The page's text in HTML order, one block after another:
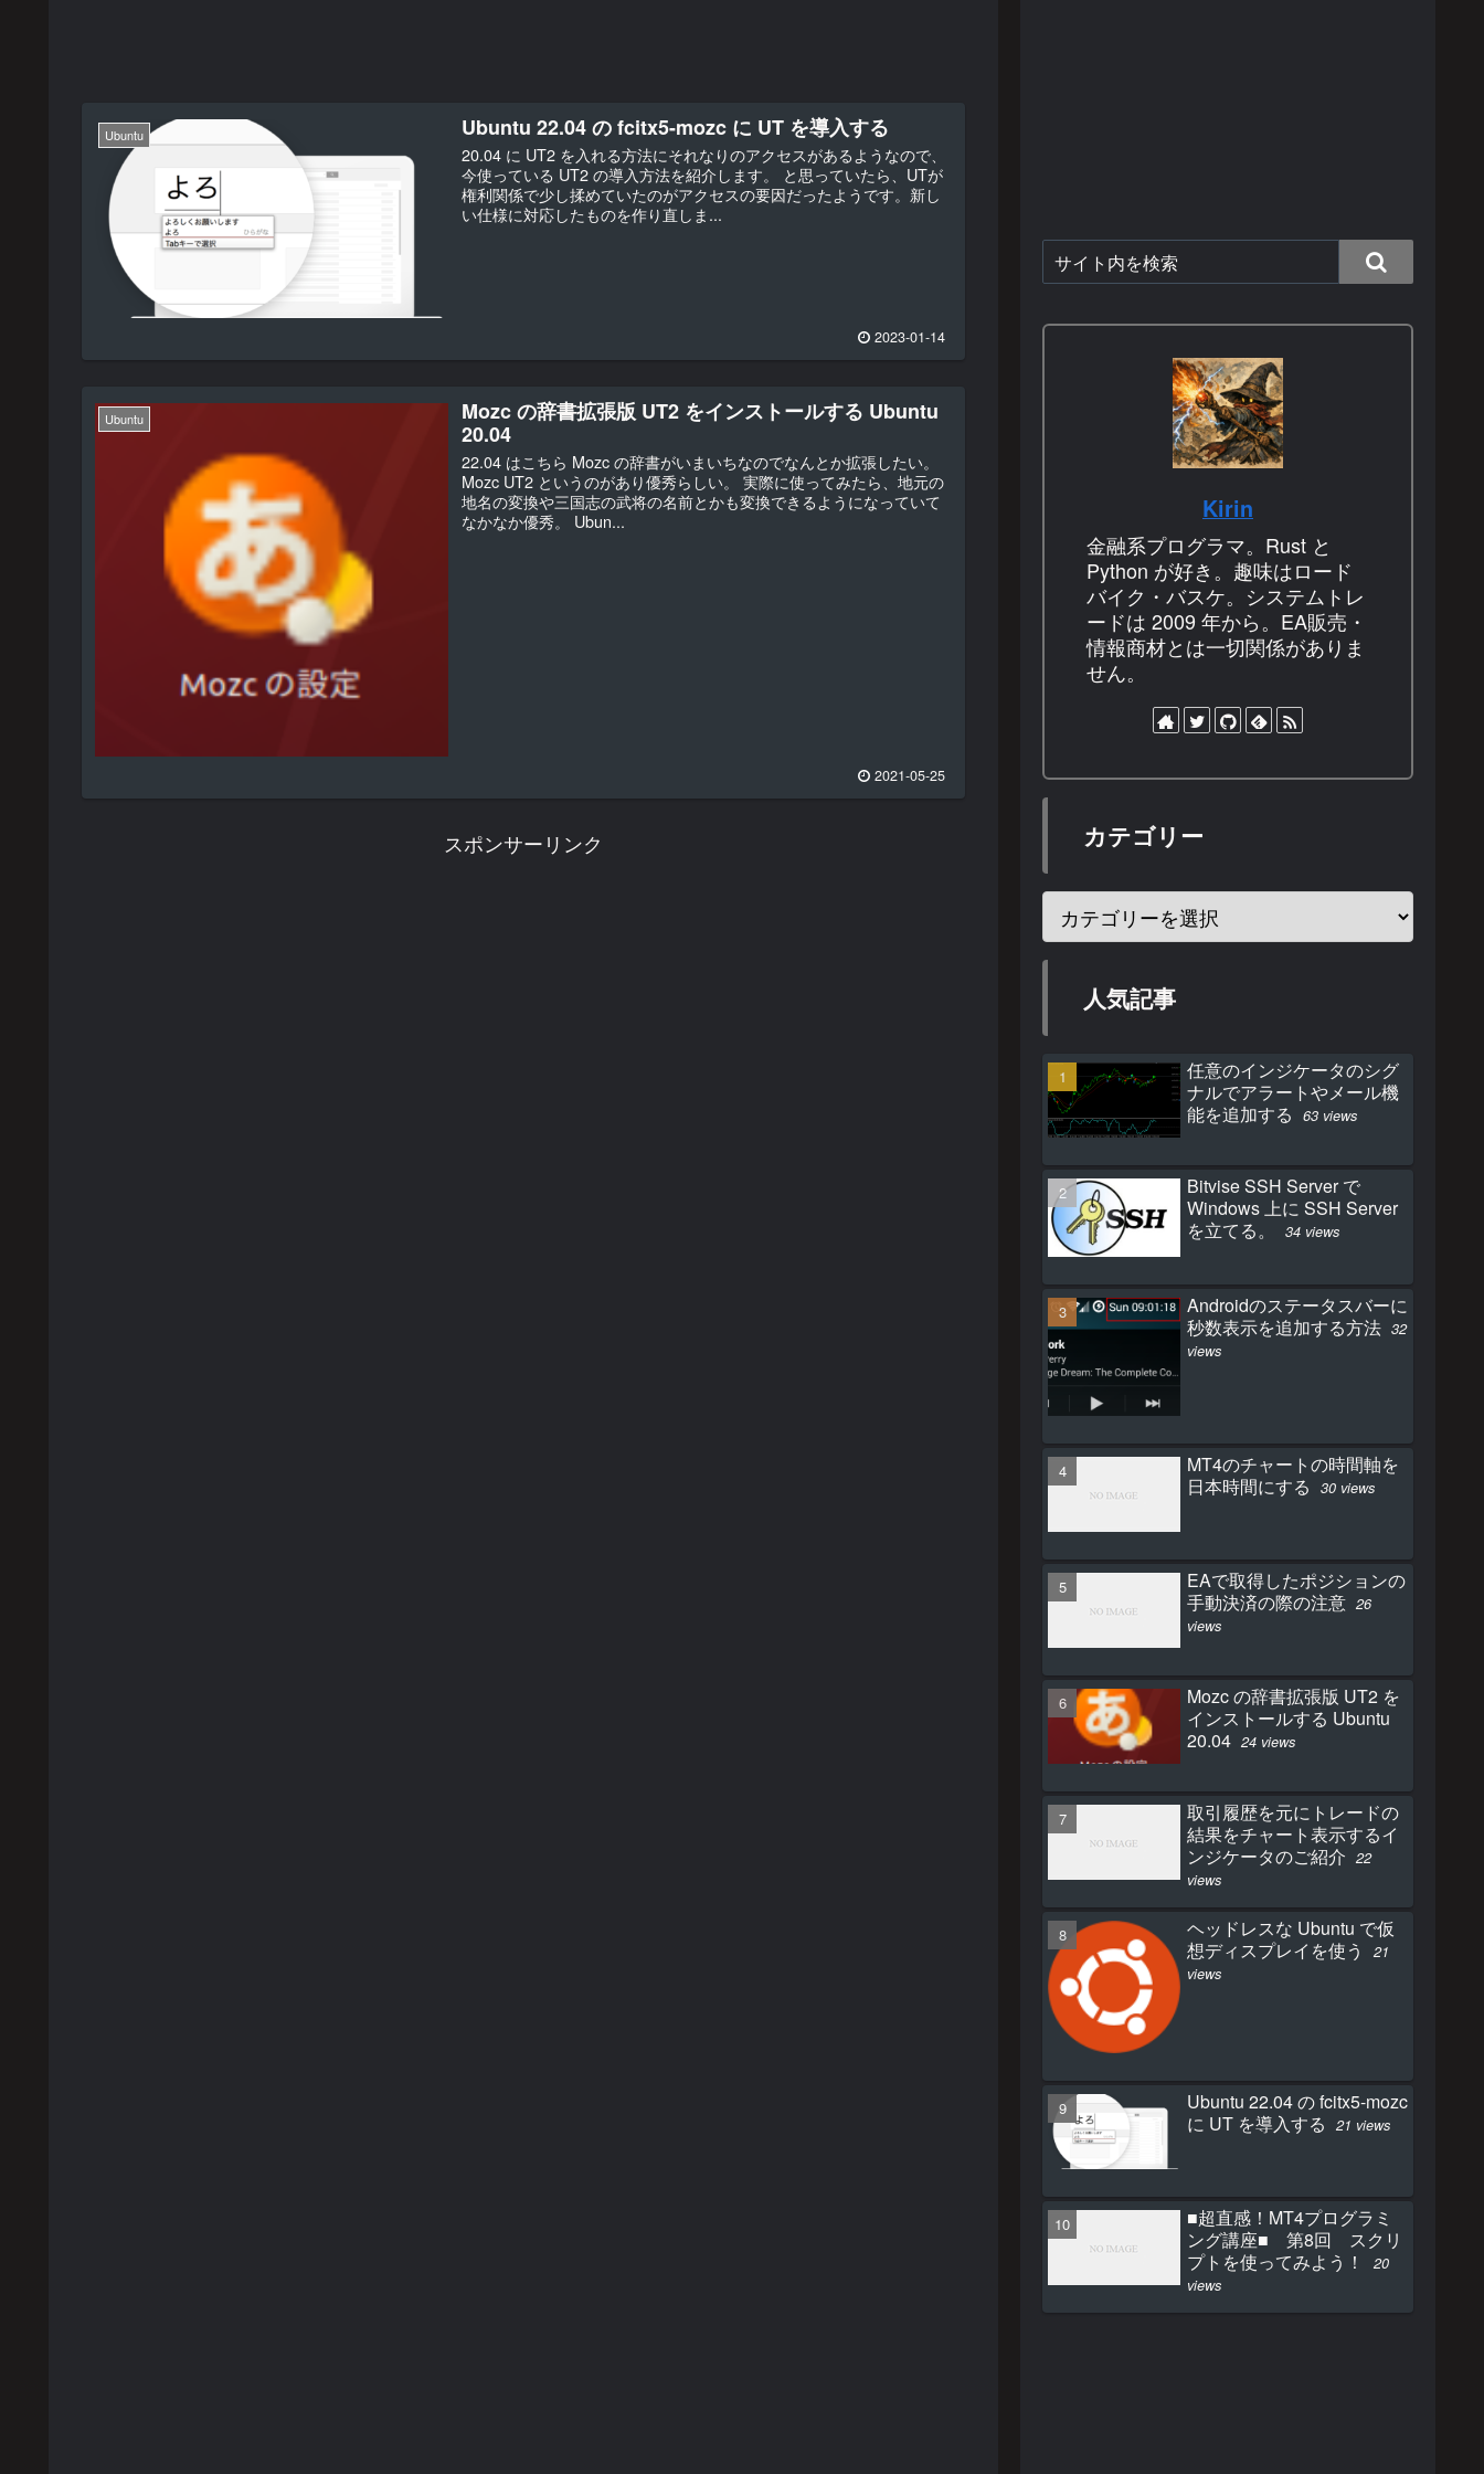
Ubuntu Ubuntu 22.04 の fcitx5-mozc に UT を導入する
20.04 に UT2 を入れる方法にそれなりのアクセスがあるようなので、
今使っている UT2 の導入方法を紹介します。 と思っていたら、UTが
権利関係で少し揉めていたのがアクセスの要因だったようです。新し
い仕様に対応したものを作り直しま...
2023-01-14
Ubuntu
Mozc の辞書拡張版 UT2 をインストールする Ubuntu
20.04
22.04 はこちら Mozc の辞書がいまいちなのでなんとか拡張したい。
Mozc UT2 というのがあり優秀らしい。 実際に使ってみたら、地元の
地名の変換や三国志の武将の名前とかも変換できるようになっていて
なかなか優秀。 Ubun...
2021-05-25
スポンサーリンク
Kirin
金融系プログラマ。Rust と
Python が好き。趣味はロード
バイク・バスケ。システムトレ
ードは 2009 年から。EA販売・
情報商材とは一切関係がありま
せん。
カテゴリー
人気記事
任意のインジケータのシグ
ナルでアラートやメール機
能を追加する
63 views
Bitvise SSH Server で
Windows 上に SSH Server
を立てる。
34 views
Androidのステータスバーに
秒数表示を追加する方法 32
views
MT4のチャートの時間軸を
日本時間にする
30 views
EAで取得したポジションの
手動決済の際の注意 26
views
Mozc の辞書拡張版 UT2 を
インストールする Ubuntu
20.04 24 views
取引履歴を元にトレードの
結果をチャート表示するイ
ンジケータのご紹介 22
views
ヘッドレスな Ubuntu で仮
想ディスプレイを使う
21
views
Ubuntu 22.04 の fcitx5-mozc
に UT を導入する
21 views
■超直感！MT4プログラミ
ング講座■ 第8回 スクリ
プトを使ってみよう！
20
views